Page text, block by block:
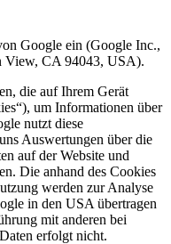
Google ein (Google Inc.,
View, CA 94043, USA).
die auf Ihrem Gerät
um Informationen über
nutzt diese
Auswertungen über die
auf der Website und
Die anhand des Cookies
werden zur Analyse
in den USA übertragen
mit anderen bei
erfolgt nicht.